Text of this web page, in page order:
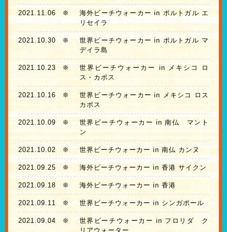
2021.11.06 ❊
海外ビーチウォーカー in ポルトガル エ
リセイラ
2021.10.30 ❊
世界ビーチウォーカー in ポルトガル マ
デイラ島
2021.10.23 ❊
世界ビーチウォーカー in メキシコ ロ
ス・カボス
2021.10.16 ❊
世界ビーチウォーカー in メキシコ ロス
カボス
2021.10.09❊
世界ビーチウォーカー in 南仏 マント
ン
2021.10.02 ❊ 世界ビーチウォーカー in 南仏 カンヌ
2021.09.25 ❊ 海外ビーチウォーカー in 香港 サイクン
2021.09.18 ❊ 海外ビーチウォーカー in 香港
2021.09.11❊ 世界ビーチウォーカー in シンガポール
2021.09.04 ❊
世界ビーチウォーカー in フロリダ ク
リアウォーター